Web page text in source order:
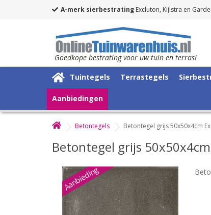
A-merk sierbestrating Excluton, Kijlstra en
Goedkope bestrating voor uw tuin en terras!
Tuintegels Terrastegels
Aanbiedingen
Betontegels Betontegel grijs 50x50x4cm
Betontegel grijs
Aanbieding